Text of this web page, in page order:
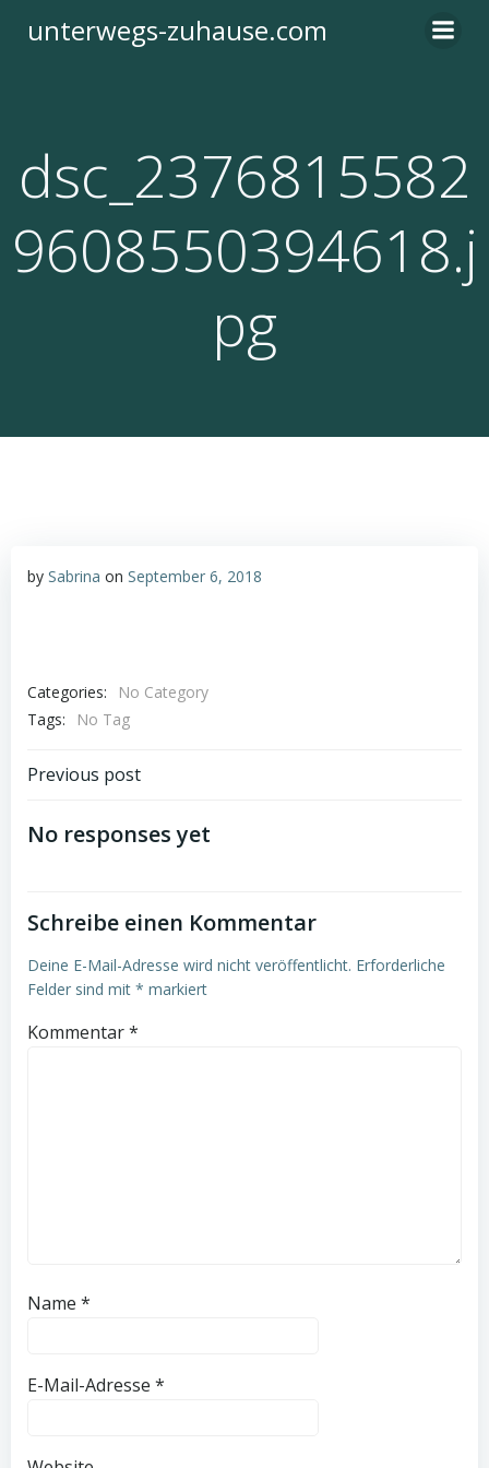
Inhalt
unterwegs-zuhause.com
dsc_2376815582
9608550394618.j
pg
by Sabrina on September 6, 2018
Categories:
No Category
Tags:
No Tag
Post
navigation
Previous post
No responses yet
Schreibe einen Kommentar
Deine E-Mail-Adresse wird nicht veröffentlicht. Erforderliche
Felder sind mit * markiert
Kommentar*
Name *
E-Mail-Adresse *